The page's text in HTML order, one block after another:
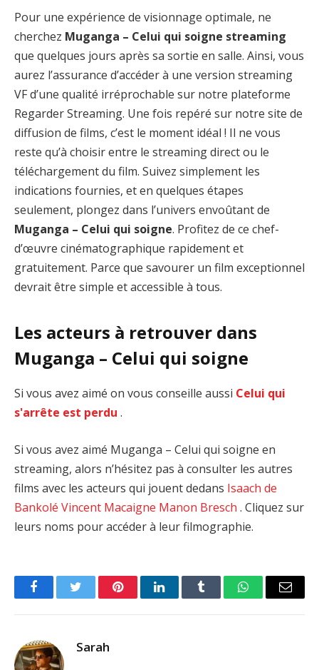
Pour une expérience de visionnage optimale, ne
cherchez Muganga – Celui qui soigne streaming
que quelques jours après sa sortie en salle. Ainsi, vous
aurez l’assurance d’accéder à une version streaming
VF d’une qualité irréprochable sur notre plateforme
Regarder Streaming. Une fois repéré sur notre site de
diffusion de films, c’est le moment idéal ! Il ne vous
reste qu’à choisir entre le streaming direct ou le
téléchargement du film. Suivez simplement les
indications fournies, et en quelques étapes
seulement, plongez dans l’univers envoûtant de
Muganga – Celui qui soigne. Profitez de ce chef-
d’œuvre cinématographique rapidement et
gratuitement. Parce que savourer un film exceptionnel
devrait être simple et accessible à tous.
Les acteurs à retrouver dans
Muganga – Celui qui soigne
Si vous avez aimé on vous conseille aussi Celui qui
s'arrête est perdu .
Si vous avez aimé Muganga – Celui qui soigne en
streaming, alors n’hésitez pas à consulter les autres
films avec les acteurs qui jouent dedans Isaach de
Bankolé Vincent Macaigne Manon Bresch . Cliquez sur
leurs noms pour accéder à leur filmographie.
FacebookTwitter PinterestLinkedInTumblr WhatsAppEmail
Sarah